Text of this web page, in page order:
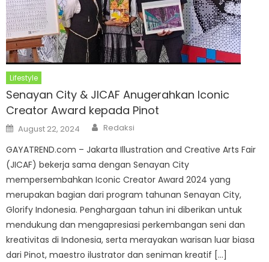
Lifestyle
Senayan City & JICAF Anugerahkan Iconic
Creator Award kepada Pinot
Posted
on
August 22, 2024 Author
Redaksi
GAYATREND.com – Jakarta Illustration and Creative Arts Fair
(JICAF) bekerja sama dengan Senayan City
mempersembahkan Iconic Creator Award 2024 yang
merupakan bagian dari program tahunan Senayan City,
Glorify Indonesia. Penghargaan tahun ini diberikan untuk
mendukung dan mengapresiasi perkembangan seni dan
kreativitas di Indonesia, serta merayakan warisan luar biasa
dari Pinot, maestro ilustrator dan seniman kreatif […]